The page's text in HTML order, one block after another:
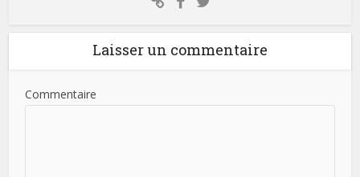
Laisser un commentaire
Commentaire